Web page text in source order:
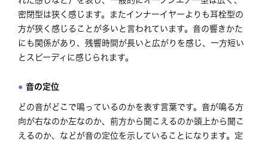
密閉型は狭く感じます。またインナーイヤーよりも耳栓型の
方が狭く感じることが多いと言われています。音の響きかた
にも関係があり、残響時間が長いと広がりを感じ、一方短い
とスピーディに感じられます。
音の定位
どの音がどこで鳴っているのかを表す言葉です。音が鳴る方
向が右なのか左なのか、前方から聞こえるのか頭上から聞こ
えるのか、などが音の定位を示していることになります。定